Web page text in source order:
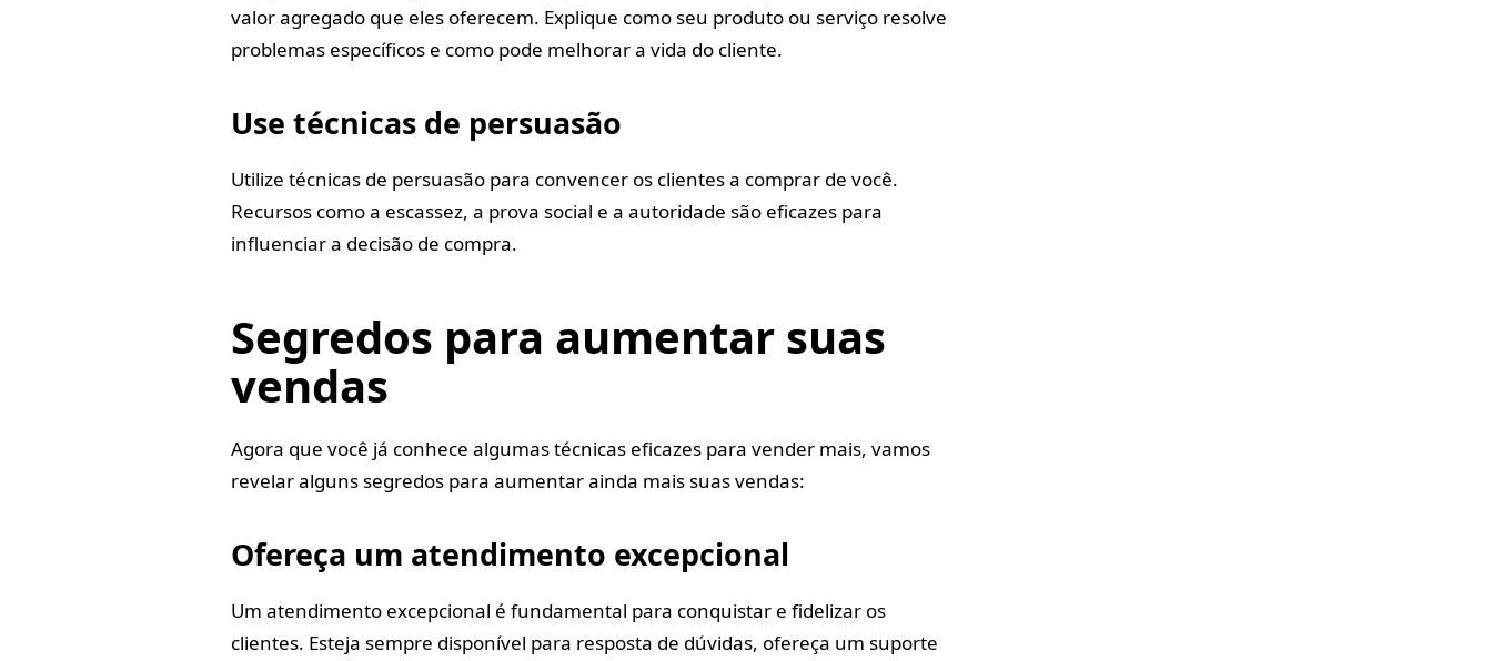
valor agregado que eles oferecem. Explique como seu produto ou serviço resolve
problemas específicos e como pode melhorar a vida do cliente.
Use técnicas de persuasão
Utilize técnicas de persuasão para convencer os clientes a comprar de você.
Recursos como a escassez, a prova social e a autoridade são eficazes para
influenciar a decisão de compra.
Segredos para aumentar suas
vendas
Agora que você já conhece algumas técnicas eficazes para vender mais, vamos
revelar alguns segredos para aumentar ainda mais suas vendas:
Ofereça um atendimento excepcional
Um atendimento excepcional é fundamental para conquistar e fidelizar os
clientes. Esteja sempre disponível para resposta de dúvidas, ofereça um suporte